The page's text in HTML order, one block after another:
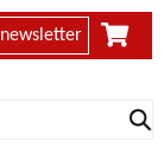
newsletter